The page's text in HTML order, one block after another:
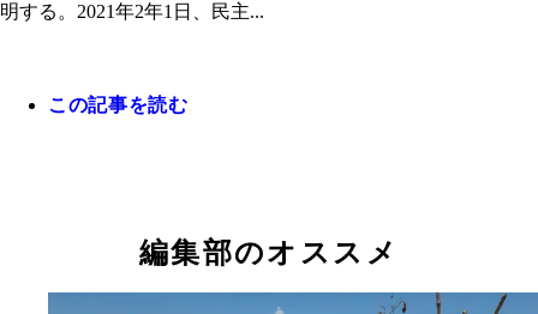
明する。2021年2年1日、民主...
この記事を読む
編集部のオススメ